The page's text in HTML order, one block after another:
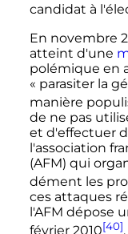
candidat à
En novembre
atteint d'une
polémique en
« parasiter la
manière
de ne pas
et d'effectuer
l'association
(AFM) qui
dément les
ces attaques
l'AFM dépose
[40]